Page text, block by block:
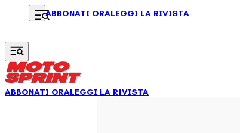
ABBONATI ORALEGGI LA RIVISTA
ABBONATI ORALEGGI LA RIVISTA